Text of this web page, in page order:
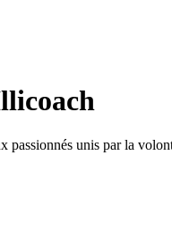
passionnés unis par la